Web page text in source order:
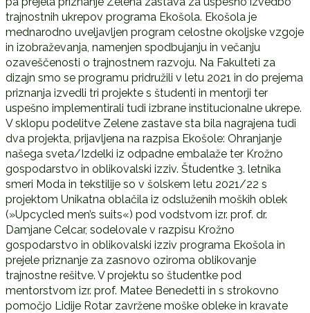
trajnostnih ukrepov programa Ekošola. Ekošola je
mednarodno uveljavljen program celostne okoljske vzgoje
in izobraževanja, namenjen spodbujanju in večanju
ozaveščenosti o trajnostnem razvoju. Na Fakulteti za
dizajn smo se programu pridružili v letu 2021 in do prejema
priznanja izvedli tri projekte s študenti in mentorji ter
uspešno implementirali tudi izbrane institucionalne ukrepe.
V sklopu podelitve Zelene zastave sta bila nagrajena tudi
dva projekta, prijavljena na razpisa Ekošole: Ohranjanje
našega sveta/Izdelki iz odpadne embalaže ter Krožno
gospodarstvo in oblikovalski izziv. Študentke 3. letnika
smeri Moda in tekstilije so v šolskem letu 2021/22 s
projektom Unikatna oblačila iz odsluženih moških oblek
(»Upcycled men’s suits«) pod vodstvom izr. prof. dr.
Damjane Celcar, sodelovale v razpisu Krožno
gospodarstvo in oblikovalski izziv programa Ekošola in
prejele priznanje za zasnovo oziroma oblikovanje
trajnostne rešitve. V projektu so študentke pod
mentorstvom izr. prof. Matee Benedetti in s strokovno
pomočjo Lidije Rotar zavržene moške obleke in kravate